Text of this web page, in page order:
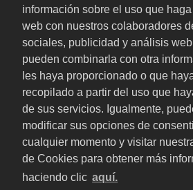
información sobre el uso que
web con nuestros colaboradores
sociales, publicidad y análisis
pueden combinarla con otra
les haya proporcionado o que
recopilado a partir del uso que
de sus servicios. Igualmente,
modificar sus opciones de
cualquier momento y visitar
de Cookies para obtener más
haciendo clic aquí.
Aceite de Semillas
Aceite Especial Profesionales
NUESTRAS MARCAS
FritoMax
MegaFrit Plus
EuroFrit
SanJosé
SanJosol
OleoSevilla
SanJoliva
Bendito